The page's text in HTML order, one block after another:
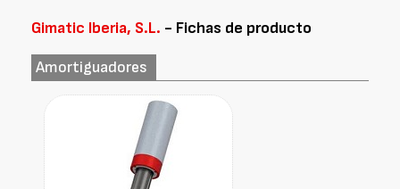
Gimatic Iberia, S.L. - Fichas de producto
Amortiguadores